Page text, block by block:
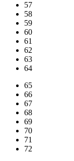
57
58
59
60
61
62
63
64
65
66
67
68
69
70
71
72